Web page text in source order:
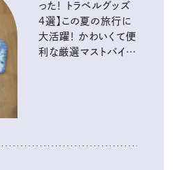
った！ トラベルグッズ
4選】この夏の旅行に
大活躍！ かわいくて便
利な厳選マストバイア